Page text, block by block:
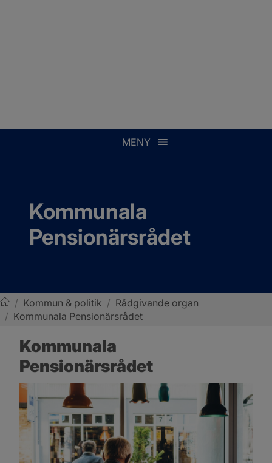
MENY
Kommunala
Pensionärsrådet
Sotenäs kommun
/ Kommun & politik / Rådgivande organ
/ Kommunala Pensionärsrådet
Kommunala
Pensionärsrådet